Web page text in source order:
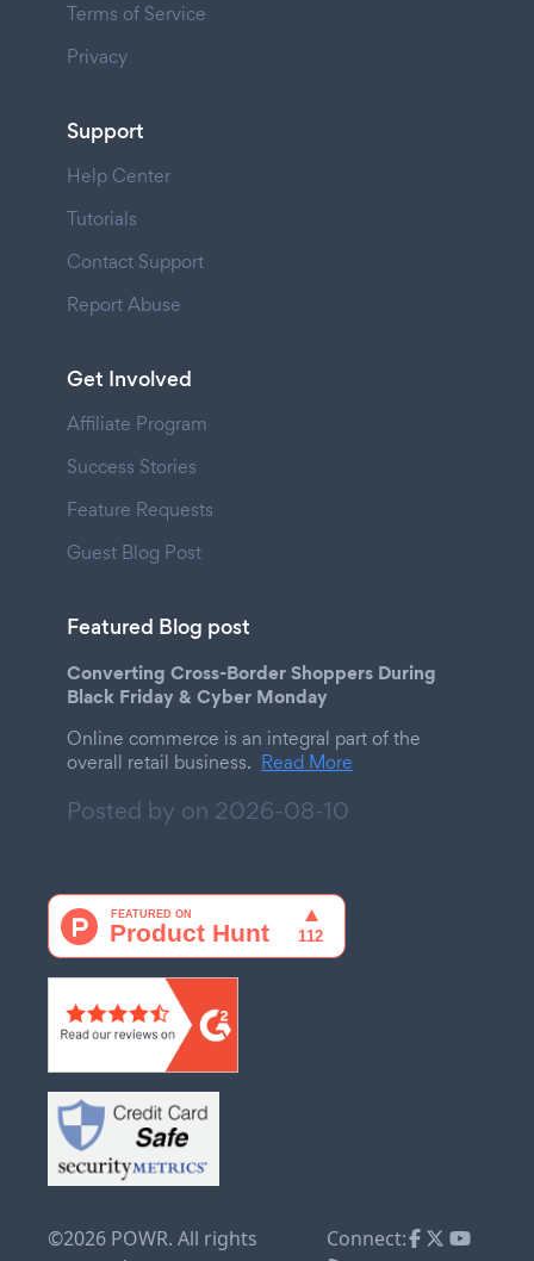
Terms of Service
Privacy
Support
Help Center
Tutorials
Contact Support
Report Abuse
Get Involved
Affiliate Program
Success Stories
Feature Requests
Guest Blog Post
Featured Blog post
Converting Cross-Border Shoppers During
Black Friday & Cyber Monday
Online commerce is an integral part of the
overall retail business. Read More
Posted by on 2026-08-10
©2026 POWR. All rights
Connect: